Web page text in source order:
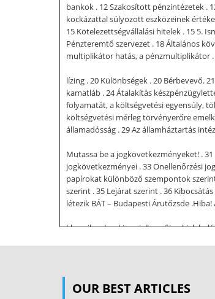
bankok . 12 Szakosított pénzintézetek .
kockázattal súlyozott eszközeinek
15 Kötelezettségvállalási hitelek . 15 5.
Pénzteremtő szervezet . 18 Általános
multiplikátor hatás, a pénzmultiplikátor .
lízing . 20 Különbségek . 20 Bérbevevő.
kamatláb . 24 Átalakítás
folyamatát, a költségvetési egyensúly,
költségvetési mérleg törvényerőre
államadósság . 29 Az államháztartás
Mutassa be a jogkövetkezményeket! .
jogkövetkezményei . 33 Önellenőrzési
papírokat különböző szempontok
szerint . 35 Lejárat szerint . 36
létezik BÁT – Budapesti Árutőzsde
klasszikus bankjegy jellemzőire,
hanem hitelé is) a bankjegy a bank
OUR BEST ARTICLES